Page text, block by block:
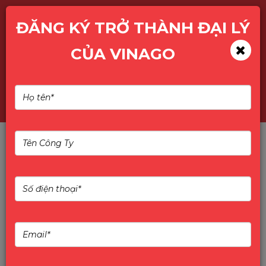
ĐĂNG KÝ TRỞ THÀNH ĐẠI LÝ
CỦA VINAGO